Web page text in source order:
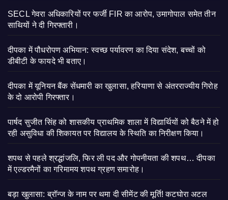
SECL गेवरा अधिकारियों पर फर्जी FIR का आरोप, उमागोपाल समेत तीन
साथियों ने दी गिरफ्तारी।
दीपका में पौधरोपण अभियान: स्वच्छ पर्यावरण का दिया संदेश, बच्चों को
डीबीटी के फायदे भी बताए।
दीपका में यूनियन बैंक सेंधमारी का खुलासा, हरियाणा से अंतरराज्यीय गिरोह
के दो आरोपी गिरफ्तार।
पार्षद सुजीत सिंह को शासकीय प्राथमिक शाला में विद्यार्थियों को बैठने में हो
रही असुविधा की शिकायत पर विद्यालय के स्थिति का निरीक्षण किया।
शपथ से पहले श्रद्धांजलि, फिर ली पद और गोपनीयता की शपथ… दीपका
में एल्डरमैनों का गरिमामय शपथ ग्रहण समारोह।
बड़ा खुलासा: ब्रॉन्ज के नाम पर थमा दी सीमेंट की मूर्ति! कटघोरा अटल